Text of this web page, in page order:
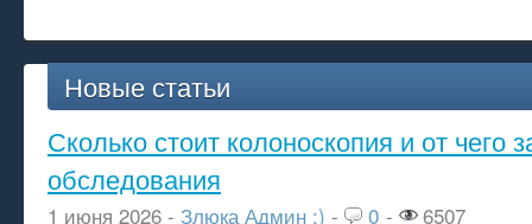
Новые статьи
Сколько стоит колоноскопия и от чего
обследования
1 июня 2026 - Злюка Админ ;) - 0 - 6507